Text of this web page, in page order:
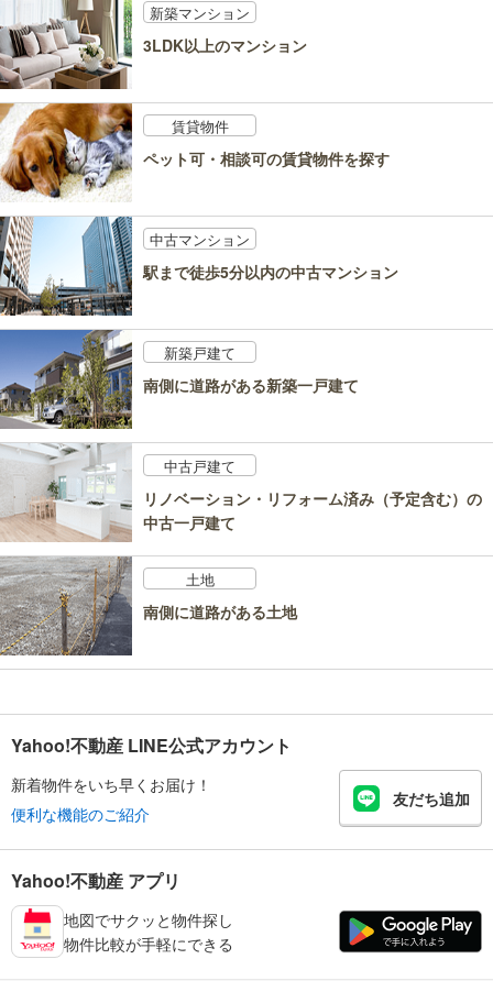
新築マンション
3LDK以上のマンション
賃貸物件
ペット可・相談可の賃貸物件を探す
中古マンション
駅まで徒歩5分以内の中古マンション
新築戸建て
南側に道路がある新築一戸建て
中古戸建て
リノベーション・リフォーム済み（予定含む）の
中古一戸建て
土地
南側に道路がある土地
Yahoo!不動産 LINE公式アカウント
新着物件をいち早くお届け！
便利な機能のご紹介
友だち追加
Yahoo!不動産 アプリ
地図でサクッと物件探し
物件比較が手軽にできる